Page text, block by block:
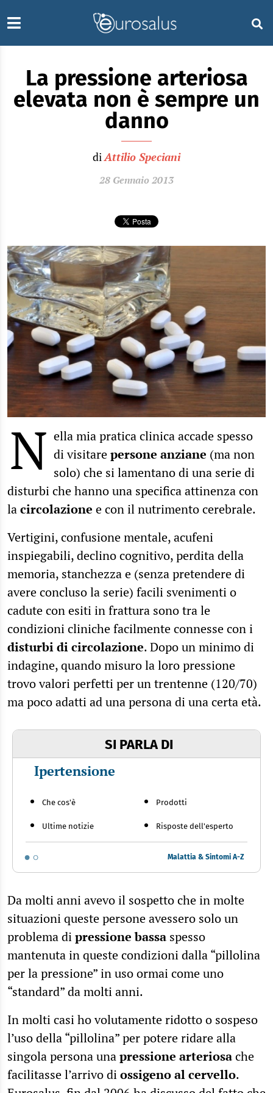
La pressione arteriosa
elevata non è sempre un
danno
diAttilio Speciani
28 Gennaio 2013
N ella mia pratica clinica accade spesso
di visitarepersone anziane (ma non
solo) che si lamentano di una serie di
disturbi che hanno una specifica attinenza con
lacircolazione e con il nutrimento cerebrale.
Vertigini, confusione mentale, acufeni
inspiegabili, declino cognitivo, perdita della
memoria, stanchezza e (senza pretendere di
avere concluso la serie) facili svenimenti o
cadute con esiti in frattura sono tra le
condizioni cliniche facilmente connesse con i
disturbi di circolazione. Dopo un minimo di
indagine, quando misuro la loro pressione
trovo valori perfetti per un trentenne (120/70)
ma poco adatti ad una persona di una certa età.
SI PARLA DI
Ipertensione
Che cos'è
Ultime notizie
Prodotti
Risposte dell'esperto
Malattia & Sintomi A-Z
Da molti anni avevo il sospetto che in molte
situazioni queste persone avessero solo un
problema dipressione bassa spesso
mantenuta in queste condizioni dalla “pillolina
per la pressione” in uso ormai come uno
“standard” da molti anni.
In molti casi ho volutamente ridotto o sospeso
l’uso della “pillolina” per potere ridare alla
singola persona unapressione arteriosache
facilitasse l’arrivo diossigeno al cervello.